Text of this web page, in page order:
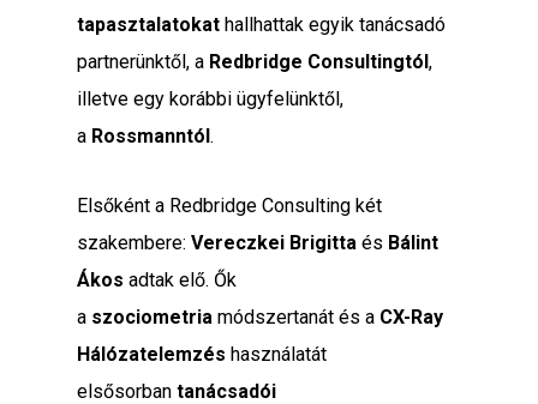
tapasztalatokat hallhattak egyik tanácsadó
partnerünktől, a Redbridge Consultingtól,
illetve egy korábbi ügyfelünktől,
a Rossmanntól.
Elsőként a Redbridge Consulting két
szakembere:Vereczkei Brigittaés Bálint
Ákos adtak elő. Ők
a szociometriamódszertanát és a CX-Ray
Hálózatelemzés használatát
elsősorbantanácsadói